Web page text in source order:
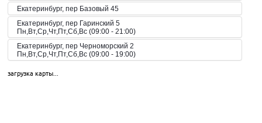
Екатеринбург, пер Базовый 45
Екатеринбург, пер Гаринский 5
Пн,Вт,Ср,Чт,Пт,Сб,Вс (09:00 - 21:00)
Екатеринбург, пер Черноморский 2
Пн,Вт,Ср,Чт,Пт,Сб,Вс (09:00 - 19:00)
Пн-Вс 10:00-20:00
загрузка карты...